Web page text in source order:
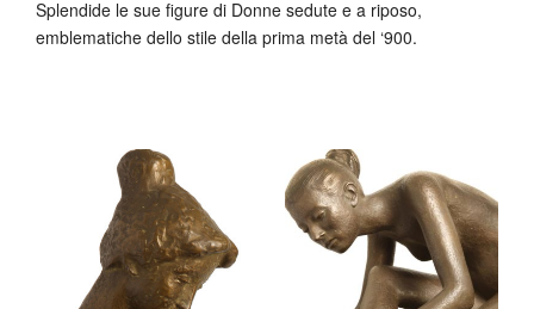
Splendide le sue figure di Donne sedute e a riposo,
emblematiche dello stile della prima metà del ‘900.